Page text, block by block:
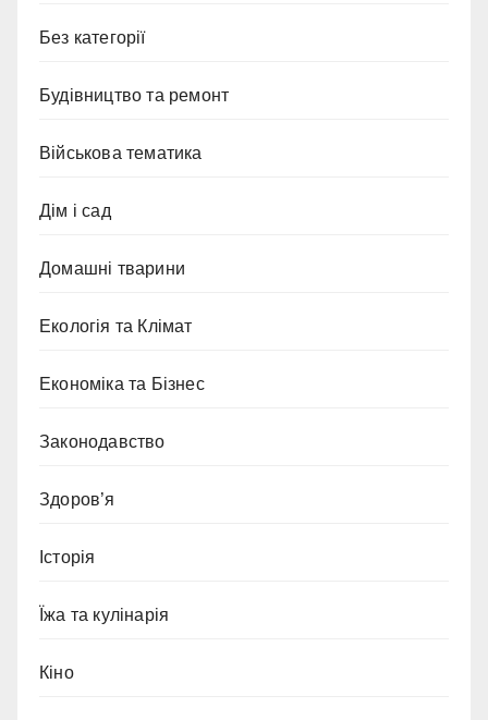
Без категорії
Будівництво та ремонт
Військова тематика
Дім і сад
Домашні тварини
Екологія та Клімат
Економіка та Бізнес
Законодавство
Здоров’я
Історія
Їжа та кулінарія
Кіно